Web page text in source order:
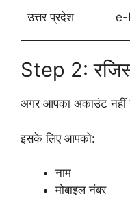
उत्तर प्रदेश e-
Step 2:
अगर आपका अकाउंट नहीं
इसके लिए आपको:
नाम
मोबाइल नंबर